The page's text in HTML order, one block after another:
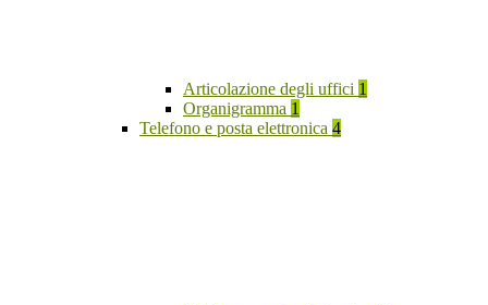
Articolazione degli uffici 1
Organigramma 1
Telefono e posta elettronica 4